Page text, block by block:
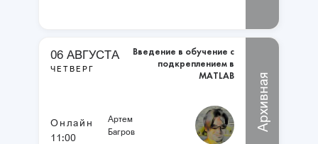
06 АВГУСТА
ЧЕТВЕРГ
Введение в обучение с
подкреплением в
MATLAB
Онлайн
11:00
Артем
Багров
Архивная